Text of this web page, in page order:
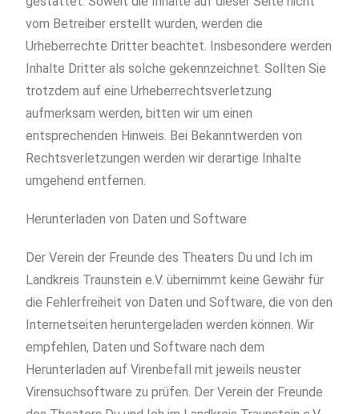
vom Betreiber erstellt wurden, werden die
Urheberrechte Dritter beachtet. Insbesondere werden
Inhalte Dritter als solche gekennzeichnet. Sollten Sie
trotzdem auf eine Urheberrechtsverletzung
aufmerksam werden, bitten wir um einen
entsprechenden Hinweis. Bei Bekanntwerden von
Rechtsverletzungen werden wir derartige Inhalte
umgehend entfernen.
Herunterladen von Daten und Software
Der Verein der Freunde des Theaters Du und Ich im
Landkreis Traunstein e.V. übernimmt keine Gewähr für
die Fehlerfreiheit von Daten und Software, die von den
Internetseiten heruntergeladen werden können. Wir
empfehlen, Daten und Software nach dem
Herunterladen auf Virenbefall mit jeweils neuster
Virensuchsoftware zu prüfen. Der Verein der Freunde